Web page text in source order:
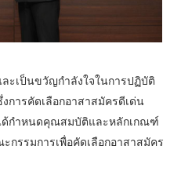
ะเป็นขวัญกำลังใจในการปฏิบัติ
การคัดเลือกอาสาสมัครดีเด่น
ด้กำหนดคุณสมบัติและหลักเกณฑ์
รรมการเพื่อคัดเลือกอาสาสมัคร